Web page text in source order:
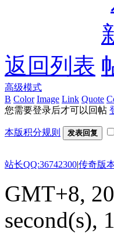
返回列表
高级模式
B Color Image Link Quote
您需要登录后才可以回帖
本版积分规则 发表回复
站长QQ:36742300|传奇版
GMT+8,
second(s),